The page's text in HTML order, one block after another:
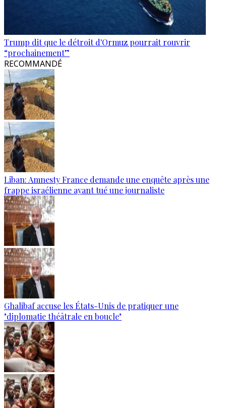
Trump dit que le détroit d'Ormuz pourrait rouvrir
“prochainement”
RECOMMANDÉ
Liban: Amnesty France demande une enquête après une
frappe israélienne ayant tué une journaliste
Ghalibaf accuse les États-Unis de pratiquer une
"diplomatie théâtrale en boucle"